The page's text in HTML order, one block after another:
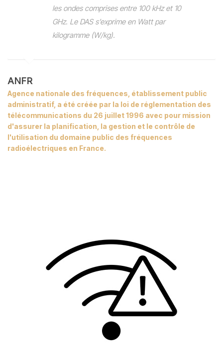
les ondes comprises entre 100 kHz et 10
GHz. Le DAS s’exprime en Watt par
kilogramme (W/kg).
ANFR
Agence nationale des fréquences, établissement public
administratif, a été créée par la loi de réglementation des
télécommunications du 26 juillet 1996 avec pour mission
d'assurer la planification, la gestion et le contrôle de
l'utilisation du domaine public des fréquences
radioélectriques en France.